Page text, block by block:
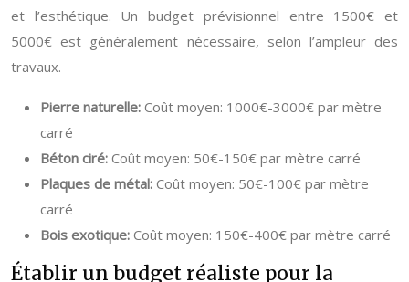
et l’esthétique. Un budget prévisionnel entre 1500€ et
5000€ est généralement nécessaire, selon l’ampleur des
travaux.
Pierre naturelle: Coût moyen: 1000€-3000€ par mètre
carré
Béton ciré: Coût moyen: 50€-150€ par mètre carré
Plaques de métal: Coût moyen: 50€-100€ par mètre
carré
Bois exotique: Coût moyen: 150€-400€ par mètre carré
Établir un budget réaliste pour la